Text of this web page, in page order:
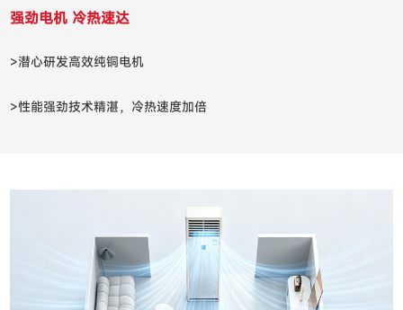
强劲电机 冷热速达
>潜心研发高效纯铜电机
>性能强劲技术精湛，冷热速度加倍